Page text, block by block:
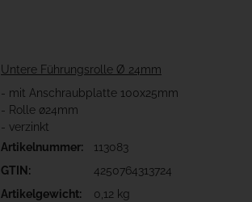
Untere Führungsrolle Ø 24mm
- mit Anschraubplatte 100x25mm
- Rolle ø24mm
- verzinkt
Artikelnummer:
113083
GTIN:
4250764313724
Artikelgewicht:
0,12 kg